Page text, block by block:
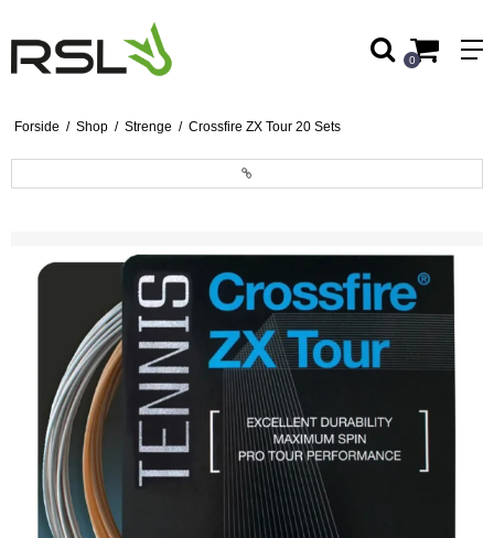
0
Forside / Shop / Strenge / Crossfire ZX Tour 20 Sets